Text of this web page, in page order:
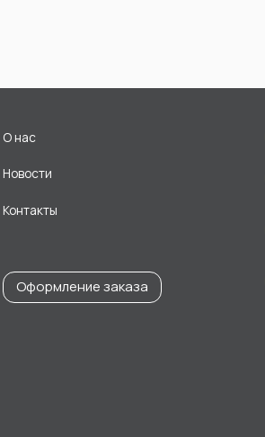
О нас
Новости
Контакты
Оформление заказа